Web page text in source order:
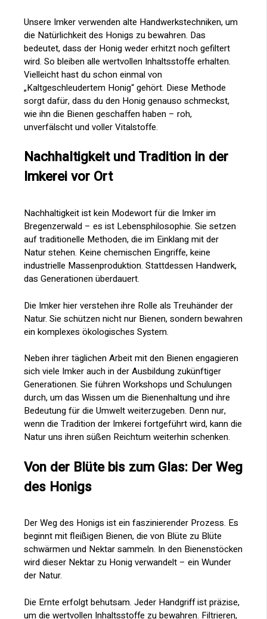
Unsere Imker verwenden alte Handwerkstechniken, um
die Natürlichkeit des Honigs zu bewahren. Das
bedeutet, dass der Honig weder erhitzt noch gefiltert
wird. So bleiben alle wertvollen Inhaltsstoffe erhalten.
Vielleicht hast du schon einmal von
„Kaltgeschleudertem Honig“ gehört. Diese Methode
sorgt dafür, dass du den Honig genauso schmeckst,
wie ihn die Bienen geschaffen haben – roh,
unverfälscht und voller Vitalstoffe.
Nachhaltigkeit und Tradition in der
Imkerei vor Ort
Nachhaltigkeit ist kein Modewort für die Imker im
Bregenzerwald – es ist Lebensphilosophie. Sie setzen
auf traditionelle Methoden, die im Einklang mit der
Natur stehen. Keine chemischen Eingriffe, keine
industrielle Massenproduktion. Stattdessen Handwerk,
das Generationen überdauert.
Die Imker hier verstehen ihre Rolle als Treuhänder der
Natur. Sie schützen nicht nur Bienen, sondern bewahren
ein komplexes ökologisches System.
Neben ihrer täglichen Arbeit mit den Bienen engagieren
sich viele Imker auch in der Ausbildung zukünftiger
Generationen. Sie führen Workshops und Schulungen
durch, um das Wissen um die Bienenhaltung und ihre
Bedeutung für die Umwelt weiterzugeben. Denn nur,
wenn die Tradition der Imkerei fortgeführt wird, kann die
Natur uns ihren süßen Reichtum weiterhin schenken.
Von der Blüte bis zum Glas: Der Weg
des Honigs
Der Weg des Honigs ist ein faszinierender Prozess. Es
beginnt mit fleißigen Bienen, die von Blüte zu Blüte
schwärmen und Nektar sammeln. In den Bienenstöcken
wird dieser Nektar zu Honig verwandelt – ein Wunder
der Natur.
Die Ernte erfolgt behutsam. Jeder Handgriff ist präzise,
um die wertvollen Inhaltsstoffe zu bewahren. Filtrieren,